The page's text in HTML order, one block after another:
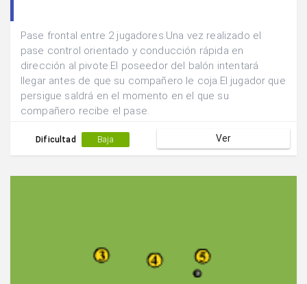
Pase frontal entre 2 jugadores.Una vez realizado el
pase control orientado y conducción rápida en
dirección al pivote.El poseedor del balón intentará
llegar antes de que su compañero le coja.El jugador que
persigue saldrá en el momento en el que su
compañero recibe el pase.
Dificultad Baja Ver